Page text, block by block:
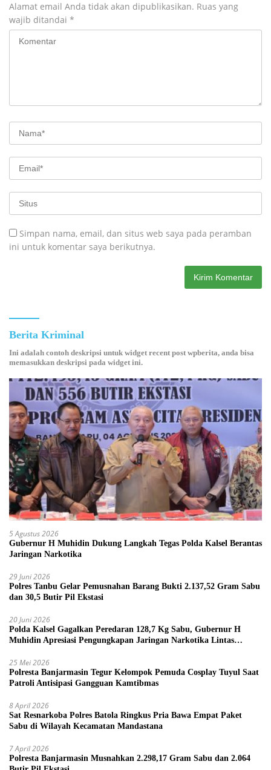
Alamat email Anda tidak akan dipublikasikan. Ruas yang
wajib ditandai *
Simpan nama, email, dan situs web saya pada peramban
ini untuk komentar saya berikutnya.
Berita Kriminal
Ini adalah contoh deskripsi untuk widget recent post wpberita, anda bisa
memasukkan deskripsi pada widget ini.
5 Agustus 2026
Gubernur H Muhidin Dukung Langkah Tegas Polda Kalsel Berantas
Jaringan Narkotika
29 Juni 2026
Polres Tanbu Gelar Pemusnahan Barang Bukti 2.137,52 Gram Sabu
dan 30,5 Butir Pil Ekstasi
20 Juni 2026
Polda Kalsel Gagalkan Peredaran 128,7 Kg Sabu, Gubernur H
Muhidin Apresiasi Pengungkapan Jaringan Narkotika Lintas
25 Mei 2026
Polresta Banjarmasin Tegur Kelompok Pemuda Cosplay Tuyul Saat
Patroli Antisipasi Gangguan Kamtibmas
8 April 2026
Sat Resnarkoba Polres Batola Ringkus Pria Bawa Empat Paket
Sabu di Wilayah Kecamatan Mandastana
7 April 2026
Polresta Banjarmasin Musnahkan 2.298,17 Gram Sabu dan 2.064